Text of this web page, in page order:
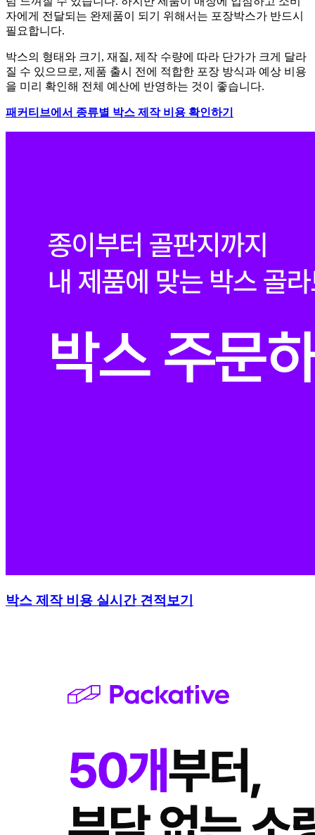
자에게 전달되는 완제품이 되기 위해서는 포장박스가 반드시
필요합니다.
박스의 형태와 크기, 재질, 제작 수량에 따라 단가가 크게 달라
질 수 있으므로, 제품 출시 전에 적합한 포장 방식과 예상 비용
을 미리 확인해 전체 예산에 반영하는 것이 좋습니다.
패커티브에서 종류별 박스 제작 비용 확인하기
박스 제작 비용 실시간 견적보기